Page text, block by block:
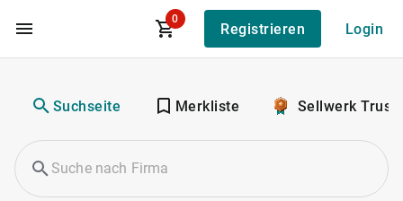
Zum Hauptinhalt
0
Registrieren Login
Suchseite Merkliste Sellwerk